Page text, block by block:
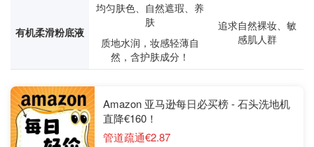
有机柔滑粉底液
均匀肤色、自然遮瑕、养
肤
质地水润，妆感轻薄自
然，含护肤成分！
追求自然裸妆、敏
感肌人群
Amazon 亚马逊每日必买榜 - 石头洗地机
直降€160！
管道疏通€2.87